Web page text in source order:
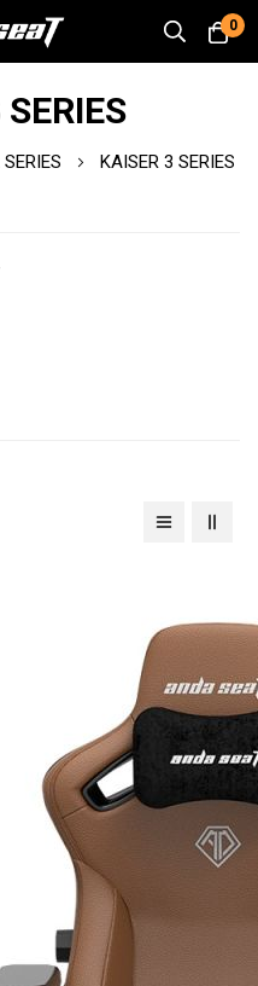
0
KAISER 3 SERIES